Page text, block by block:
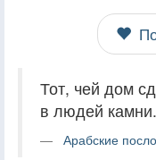
Тот, чей дом
в людей камни.
Арабские